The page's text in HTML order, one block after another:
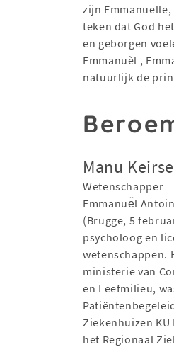
zijn
teken dat God
en geborgen
Emmanuèl ,
natuurlijk de
Manu Keirse
Wetenschapper
Emmanue͏̈l
(Brugge, 5
psycholoog en
wetenschappen.
ministerie van
en Leefmilieu,
Ziekenhuizen
het Regionaal